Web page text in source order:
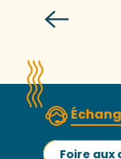
Foire aux